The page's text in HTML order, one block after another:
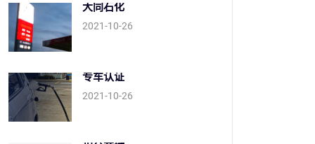
大同石化
2021-10-26
专车认证
2021-10-26